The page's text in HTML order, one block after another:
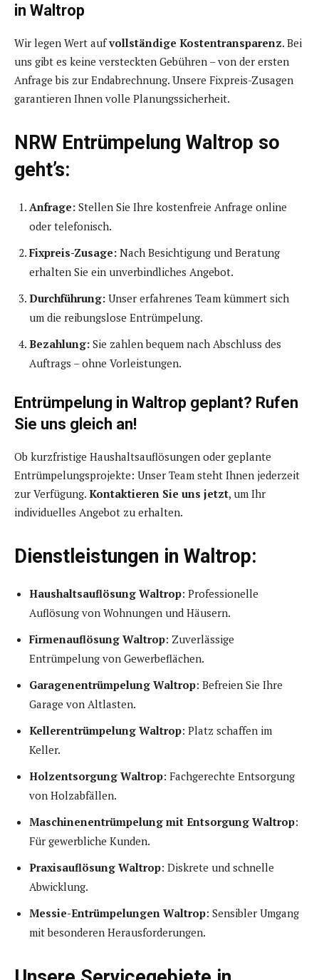
in Waltrop
Wir legen Wert aufvollständige Kostentransparenz. Bei
uns gibt es keine versteckten Gebühren – von der ersten
Anfrage bis zur Endabrechnung. Unsere Fixpreis-Zusagen
garantieren Ihnen volle Planungssicherheit.
NRW Entrümpelung Waltrop so
geht’s:
Anfrage: Stellen Sie Ihre kostenfreie Anfrage online
oder telefonisch.
Fixpreis-Zusage: Nach Besichtigung und Beratung
erhalten Sie ein unverbindliches Angebot.
Durchführung: Unser erfahrenes Team kümmert sich
um die reibungslose Entrümpelung.
Bezahlung: Sie zahlen bequem nach Abschluss des
Auftrags – ohne Vorleistungen.
Entrümpelung in Waltrop geplant? Rufen
Sie uns gleich an!
Ob kurzfristige Haushaltsauflösungen oder geplante
Entrümpelungsprojekte: Unser Team steht Ihnen jederzeit
zur Verfügung. Kontaktieren Sie uns jetzt, um Ihr
individuelles Angebot zu erhalten.
Dienstleistungen in Waltrop:
Haushaltsauflösung Waltrop: Professionelle
Auflösung von Wohnungen und Häusern.
Firmenauflösung Waltrop: Zuverlässige
Entrümpelung von Gewerbeflächen.
Garagenentrümpelung Waltrop: Befreien Sie Ihre
Garage von Altlasten.
Kellerentrümpelung Waltrop: Platz schaffen im
Keller.
Holzentsorgung Waltrop: Fachgerechte Entsorgung
von Holzabfällen.
Maschinenentrümpelung mit Entsorgung Waltrop:
Für gewerbliche Kunden.
Praxisauflösung Waltrop: Diskrete und schnelle
Abwicklung.
Messie-Entrümpelungen Waltrop: Sensibler Umgang
mit besonderen Herausforderungen.